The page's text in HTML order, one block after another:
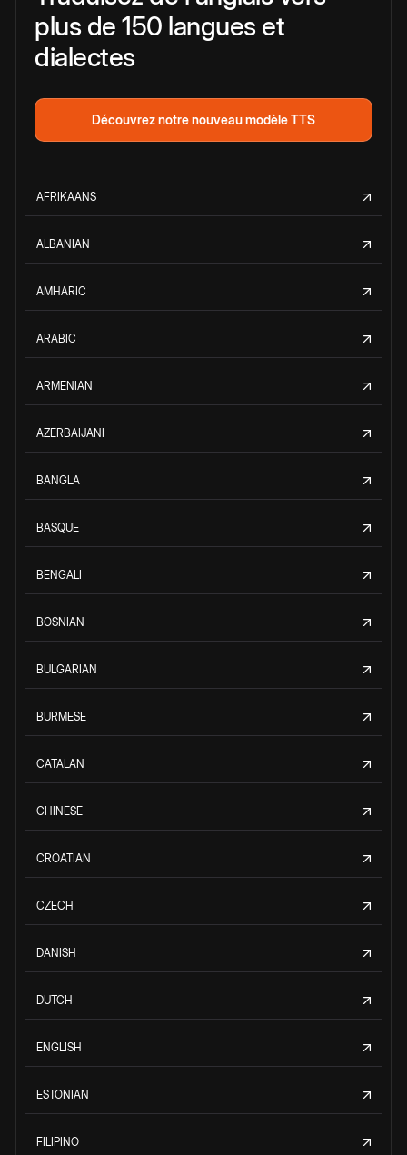
plus de 150 langues et
dialectes
Découvrez notre nouveau modèle TTS
AFRIKAANS
ALBANIAN
AMHARIC
ARABIC
ARMENIAN
AZERBAIJANI
BANGLA
BASQUE
BENGALI
BOSNIAN
BULGARIAN
BURMESE
CATALAN
CHINESE
CROATIAN
CZECH
DANISH
DUTCH
ENGLISH
ESTONIAN
FILIPINO